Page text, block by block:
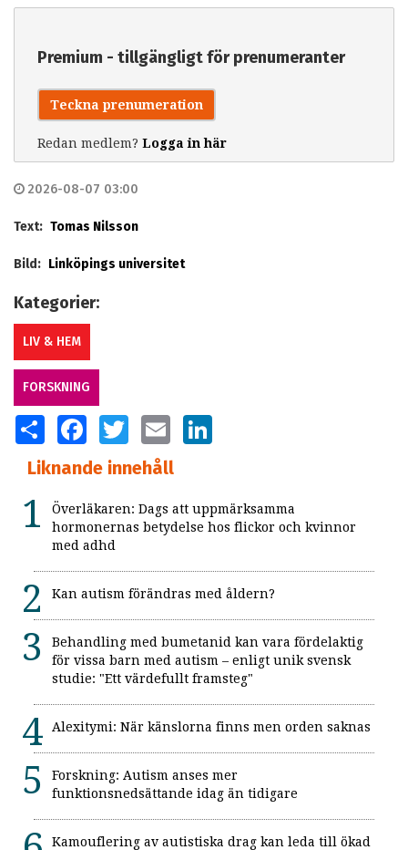
Premium - tillgängligt för prenumeranter
Teckna prenumeration
Redan medlem? Logga in här
2026-08-07 03:00
Text: Tomas Nilsson
Bild: Linköpings universitet
Kategorier:
LIV & HEM
FORSKNING
SHARE FACEBOOKTWITTER EMAIL
Liknande innehåll
Överläkaren: Dags att uppmärksamma
hormonernas betydelse hos flickor och kvinnor
med adhd
Kan autism förändras med åldern?
Behandling med bumetanid kan vara fördelaktig
för vissa barn med autism – enligt unik svensk
studie: "Ett värdefullt framsteg"
Alexitymi: När känslorna finns men orden saknas
Forskning: Autism anses mer
funktionsnedsättande idag än tidigare
Kamouflering av autistiska drag kan leda till ökad